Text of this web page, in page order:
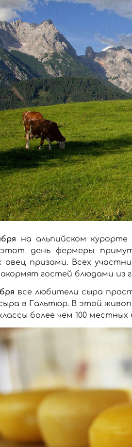
на альпийском
день фермеры
овец призами. Всех
гостей блюдами из
все любители сыра
в Гальтюр. В этой
более чем 100 местных